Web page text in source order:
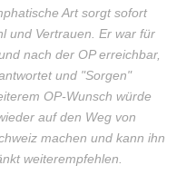
Art sorgt sofort
und Vertrauen. Er war für
nach der OP erreichbar,
und "Sorgen"
OP-Wunsch würde
auf den Weg von
machen und kann ihn
weiterempfehlen.